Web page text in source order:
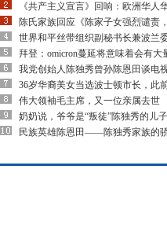
《共产主义宣言》回响：欧洲华人
陈氏家族回应《陈家子女强烈谴责
世界和平丝带组织副秘书长兼波兰
拜登：omicron蔓延将意味着会有大
我党创始人陈独秀曾孙陈恩田谈电
36岁华裔美女当选波士顿市长，此
伟大领袖毛主席，又一位亲属去世
奶奶说，爷爷是“叛徒”陈独秀的儿子
民族英雄陈恩田——陈独秀家族的